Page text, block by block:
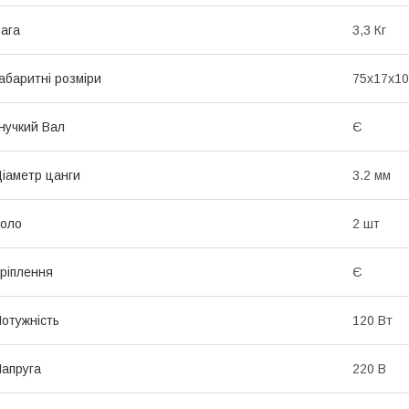
3,3 Кг
розміри
Вал Є
цанги 3.2 мм
2 шт
Є
120 Вт
220 В